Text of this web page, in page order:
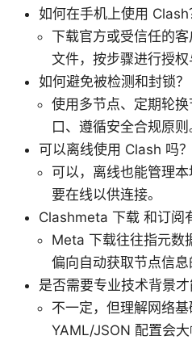
如何在手机上使用 Clash
下载官方或受信任的
文件，按步骤进行授权
如何避免被检测和封锁？
使用多节点、定期轮
口、遵循安全合规原则
可以离线使用 Clash 吗？
可以，离线也能管理
要在线以供连接。
Clashmeta 下载 和订阅
Meta 下载往往指元数
偏向自动获取节点信息
是否需要专业技术背景才
不一定，但理解网络
YAML/JSON 配置会大